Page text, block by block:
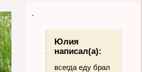
.
Юлия
написал(а):
всегда еду брал